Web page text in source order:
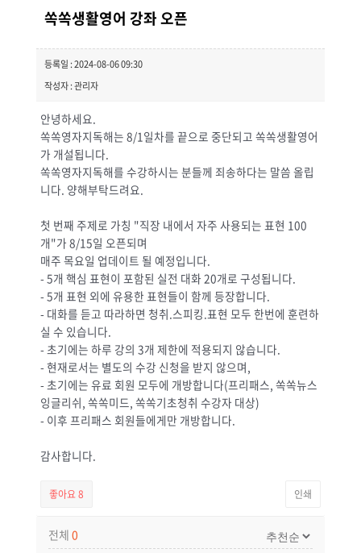
쏙쏙생활영어 강좌 오픈
등록일 : 2024-08-06 09:30
작성자 : 관리자
안녕하세요.
쏙쏙영자지독해는 8/1일차를 끝으로 중단되고 쏙쏙생활영어
가 개설됩니다.
쏙쏙영자지독해를 수강하시는 분들께 죄송하다는 말씀 올립
니다. 양해부탁드려요.
첫 번째 주제로 가칭 "직장 내에서 자주 사용되는 표현 100
개"가 8/15일 오픈되며
매주 목요일 업데이트 될 예정입니다.
- 5개 핵심 표현이 포함된 실전 대화 20개로 구성됩니다.
- 5개 표현 외에 유용한 표현들이 함께 등장합니다.
- 대화를 듣고 따라하면 청취.스피킹.표현 모두 한번에 훈련하
실 수 있습니다.
- 초기에는 하루 강의 3개 제한에 적용되지 않습니다.
- 현재로서는 별도의 수강 신청을 받지 않으며,
- 초기에는 유료 회원 모두에 개방합니다(프리패스, 쏙쏙뉴스
잉글리쉬, 쏙쏙미드, 쏙쏙기초청취 수강자 대상)
- 이후 프리패스 회원들에게만 개방합니다.
감사합니다.
좋아요8 인쇄
전체 0